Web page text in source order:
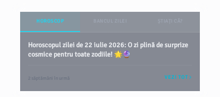
HOROSCOP
Horoscopul zilei de 22 iulie 2026: O zi plină de surprize
cosmice pentru toate zodiile! 🌟🔮
2 săptămâni în urmă VEZI TOT